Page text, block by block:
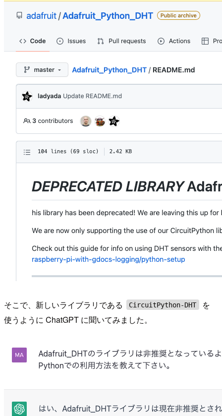
そこで、新しいライブラリである CircuitPython-DHT
を
使うように ChatGPT に聞いてみました。